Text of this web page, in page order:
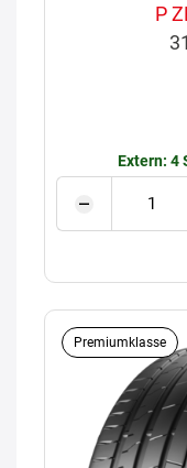
P
Extern: 4
Premiumklasse